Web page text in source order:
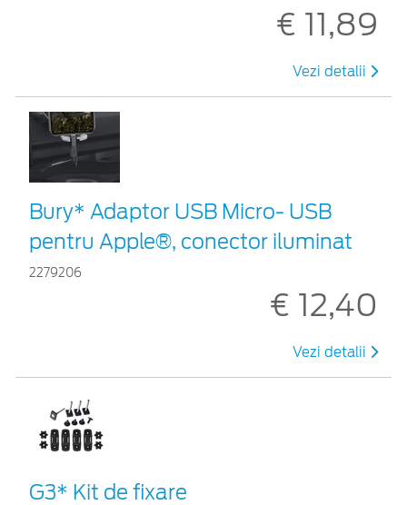
€ 11,89
Vezi detalii
Bury* Adaptor USB Micro- USB
pentru Apple®, conector iluminat
2279206
€ 12,40
Vezi detalii
G3* Kit de fixare